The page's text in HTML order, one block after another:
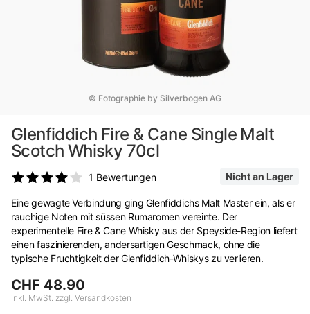
© Fotographie by Silverbogen AG
Glenfiddich Fire & Cane Single Malt
Scotch Whisky 70cl
1 Bewertungen Nicht an Lager
Eine gewagte Verbindung ging Glenfiddichs Malt Master ein, als er
rauchige Noten mit süssen Rumaromen vereinte. Der
experimentelle Fire & Cane Whisky aus der Speyside-Region liefert
einen faszinierenden, andersartigen Geschmack, ohne die
typische Fruchtigkeit der Glenfiddich-Whiskys zu verlieren.
CHF 48.90
inkl. MwSt. zzgl. Versandkosten